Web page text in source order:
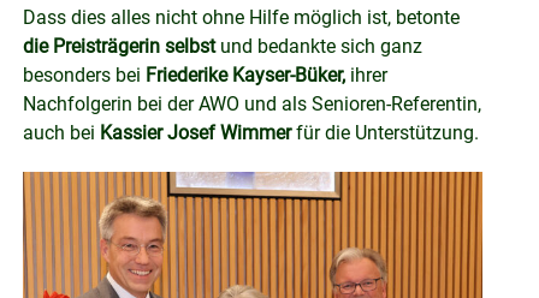
Dass dies alles nicht ohne Hilfe möglich ist, betonte
die Preisträgerin selbstund bedankte sich ganz
besonders bei Friederike Kayser-Büker, ihrer
Nachfolgerin bei der AWO und als Senioren-Referentin,
auch bei Kassier Josef Wimmerfür die Unterstützung.